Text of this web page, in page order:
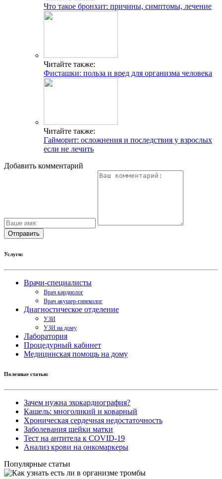
Что такое бронхит: причины, симптомы, лечение
Читайте также:
Фисташки: польза и вред для организма человека
Читайте также:
Гайморит: осложнения и последствия у взрослых
если не лечить
Добавить комментарий
Услуги:
Врачи-специалисты
Врач кардиолог
Врач акушер-гинеколог
Диагностическое отделение
УЗИ
УЗИ на дому
Лаборатория
Процедурный кабинет
Медицинская помощь на дому
Полезные статьи:
Зачем нужна эхокардиография?
Кашель: многоликий и коварный
Хроническая сердечная недостаточность
Заболевания шейки матки
Тест на антитела к COVID-19
Анализ крови на онкомаркеры
Популярные статьи